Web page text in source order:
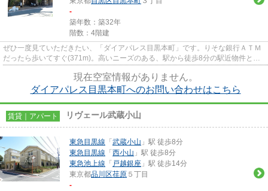
-
築年数：築32年
階数：4階建
ぜひ一度見ていただきたい、「ダイアパレス目黒本町」です。りそな銀行ＡＴＭ
だったら歩いてすぐ(371m)。高いニーズのある、駅から徒歩8分の駅近物件とな
現在空室情報がありません。
ダイアパレス目黒本町へのお問い合わせはこちら
賃貸｜アパート リヴェール武蔵小山
東急目黒線 「 武蔵小山 」駅 徒歩8分
東急目黒線 「 西小山 」駅 徒歩8分
東急池上線 「 戸越銀座 」駅 徒歩14分
東京都品川区荏原 ５丁目
-